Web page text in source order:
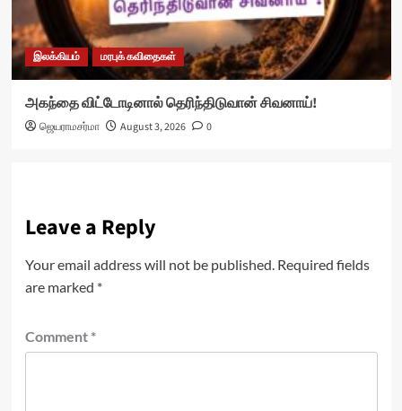
இலக்கியம் மரபுக் கவிதைகள்
அகந்தை விட்டோடினால் தெரிந்திடுவான் சிவனாய்!
ஜெயராமசர்மா August 3, 2026 0
Leave a Reply
Your email address will not be published. Required fields
are marked *
Comment *